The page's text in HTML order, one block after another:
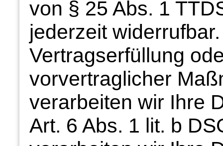
von § 25 Abs. 1
jederzeit
Vertragserfüllung
vorvertraglicher
verarbeiten wir Ihre
Art. 6 Abs. 1 lit. b